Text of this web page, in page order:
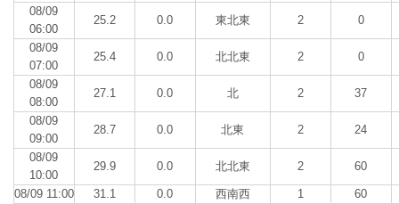
08/09
06:00
25.2 0.0 東北東 2 0
08/09
07:00
25.4 0.0 北北東 2 0
08/09
08:00
27.1 0.0 北 2 37
08/09
09:00
28.7 0.0 北東 2 24
08/09
10:00
29.9 0.0 北北東 2 60
08/09 11:00 31.1 0.0 西南西 1
60